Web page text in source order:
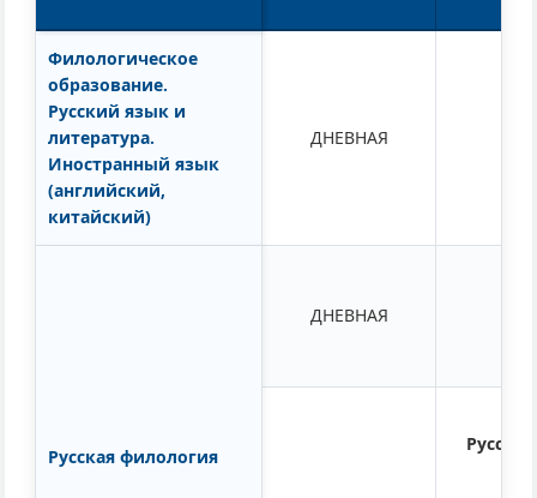
Филологическое
образование.
Русский язык и
литература.
Иностранный язык
(английский,
китайский)
ДНЕВНАЯ
Русская филология
ДНЕВНАЯ